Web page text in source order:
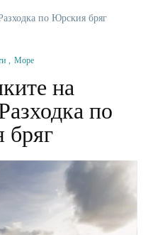
по Юрския бряг
Море
на
по